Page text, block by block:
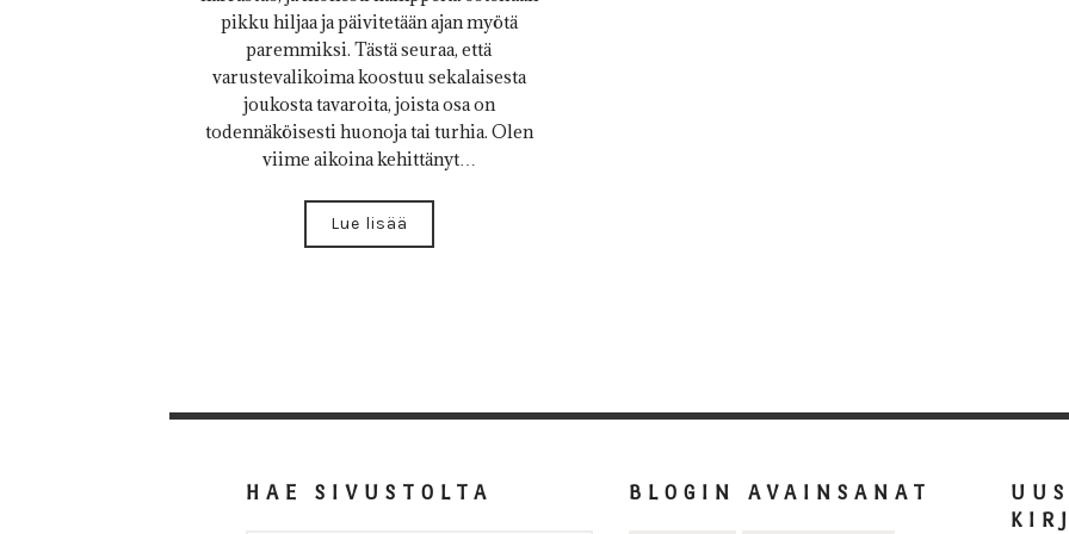
pikku hiljaa ja päivitetään ajan myötä
paremmiksi. Tästä seuraa, että
varustevalikoima koostuu sekalaisesta
joukosta tavaroita, joista osa on
todennäköisesti huonoja tai turhia. Olen
viime aikoina kehittänyt…
Lue lisää
HAE SIVUSTOLTA BLOGIN AVAINSANAT